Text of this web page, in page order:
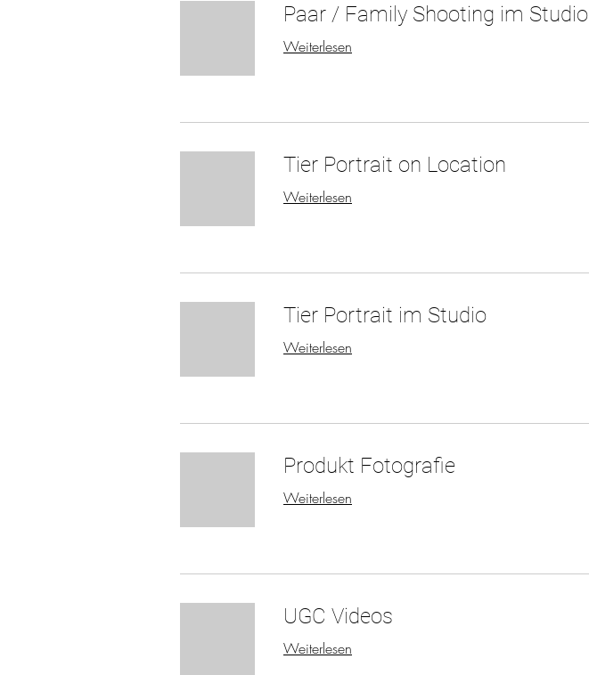
Paar / Family Shooting im Studio
Weiterlesen
Tier Portrait on Location
Weiterlesen
Tier Portrait im Studio
Weiterlesen
Produkt Fotografie
Weiterlesen
UGC Videos
Weiterlesen